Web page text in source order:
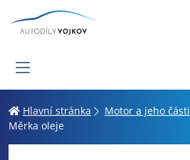
Hlavní stránka Motor a jeho části
Měrka oleje